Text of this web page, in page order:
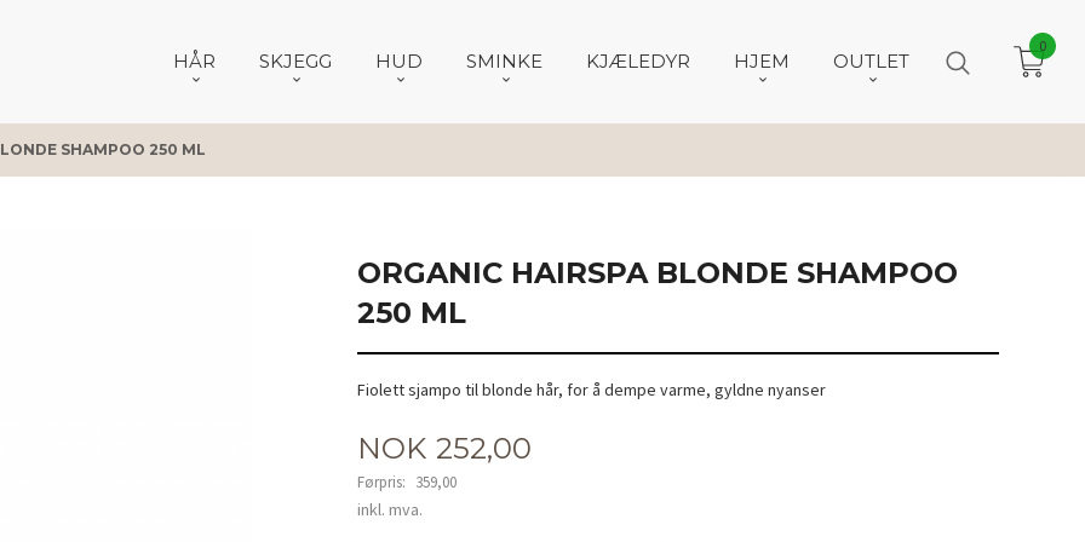
HÅR SKJEGG HUD SMINKE KJÆLEDYR HJEM OUTLET
0
SHAMPOO 250 ML
ORGANIC HAIRSPA BLONDE SHAMPOO
250 ML
Fiolett sjampo til blonde hår, for å dempe varme, gyldne nyanser
Tilbud
NOK 252,00
Førpris: 359,00
Rabatt
inkl. mva.